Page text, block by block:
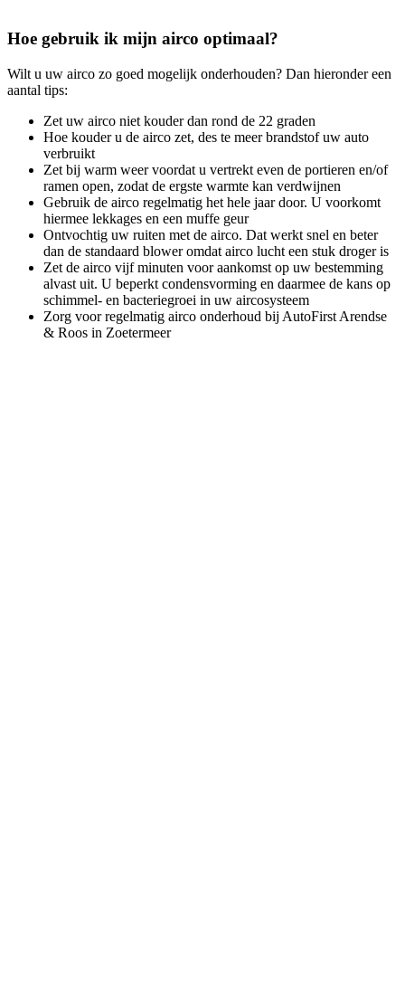
Hoe gebruik ik mijn airco optimaal?
Wilt u uw airco zo goed mogelijk onderhouden? Dan hieronder een
aantal tips:
Zet uw airco niet kouder dan rond de 22 graden
Hoe kouder u de airco zet, des te meer brandstof uw auto
verbruikt
Zet bij warm weer voordat u vertrekt even de portieren en/of
ramen open, zodat de ergste warmte kan verdwijnen
Gebruik de airco regelmatig het hele jaar door. U voorkomt
hiermee lekkages en een muffe geur
Ontvochtig uw ruiten met de airco. Dat werkt snel en beter
dan de standaard blower omdat airco lucht een stuk droger is
Zet de airco vijf minuten voor aankomst op uw bestemming
alvast uit. U beperkt condensvorming en daarmee de kans op
schimmel- en bacteriegroei in uw aircosysteem
Zorg voor regelmatig airco onderhoud bij AutoFirst Arendse
& Roos in Zoetermeer